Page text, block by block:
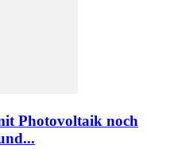
Photovoltaik noch